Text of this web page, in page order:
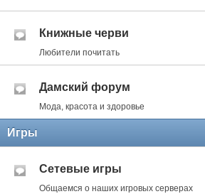
Книжные черви
Любители почитать
Дамский форум
Мода, красота и здоровье
Игры
Сетевые игры
Общаемся о наших игровых серверах